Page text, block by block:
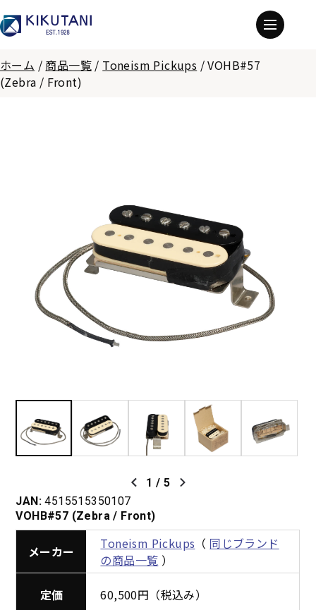
ホーム / 商品一覧 / Toneism Pickups /VOHB#57
(Zebra / Front)
1 / 5
JAN: 4515515350107
VOHB#57 (Zebra / Front)
メーカー Toneism Pickups （ 同じブランド
の商品一覧 ）
定価 60,500円（税込み）